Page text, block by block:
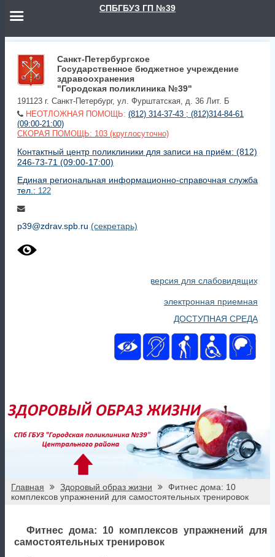
Санкт-Петербургское
Государственное бюджетное учреждение
здравоохранения
"Городская поликлиника №39"
191123 г. Санкт-Петербург, ул. Фурштатская, д. 36 Лит. Б
НЕОТЛОЖНАЯ ПОМОЩЬ: (812) 314-37-43 ; (812)314-84-61
(09:00-21:00)
СКОРАЯ ПОМОЩЬ: 103 (круглосуточно)
Контактный центр поликлиники для записи на приём: (812)
246-73-71 (09:00-17:00)
Единая региональная информационно-справочная служба
тел.: 122
p39@zdrav.spb.ru (секретарь)
версия для слабовидящих
электронная приемная
ДОСТУПНАЯ СРЕДА
Главная Здоровый образ жизни
Фитнес дома: 10
комплексов упражнений для самостоятельных тренировок
Фитнес дома: 10 комплексов упражнений для
самостоятельных тренировок
СПБГБУЗ ГП №39